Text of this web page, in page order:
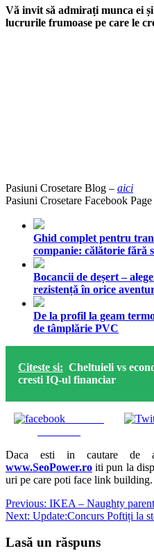
Vă invit să admirați munca ei
lucrurile frumoase pe care le
Pasiuni Crosetare Blog – aici
Pasiuni Crosetare Facebook
Ghid complet pentru
companie: călătorie fără
Bocancii de deșert –
rezistență în orice
De la profil la geam
de tâmplărie PVC
Citeste si: Cheltuieli vs
cresti IQ-ul financiar
Daca esti in cautare de
www.SeoPower.ro iti pun la
uri pe care poti face link building.
Navigare
în
articole
Previous: IKEA – Naughty
Next: Update:Concurs Poftiți la
Lasă un răspuns